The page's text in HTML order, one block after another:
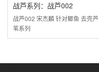
战芦系列：战芦002
战芦002 宋杰麟 针对鲫鱼 去壳芦
苇系列